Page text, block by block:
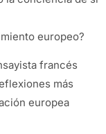
europeo?
francés
más
europea